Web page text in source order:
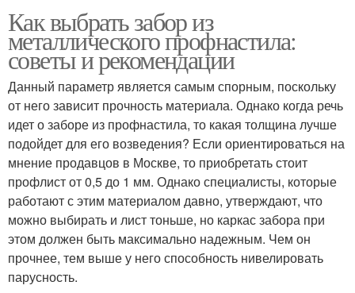
Как выбрать забор из
металлического профнастила:
советы и рекомендации
Данный параметр является самым спорным, поскольку
от него зависит прочность материала. Однако когда речь
идет о заборе из профнастила, то какая толщина лучше
подойдет для его возведения? Если ориентироваться на
мнение продавцов в Москве, то приобретать стоит
профлист от 0,5 до 1 мм. Однако специалисты, которые
работают с этим материалом давно, утверждают, что
можно выбирать и лист тоньше, но каркас забора при
этом должен быть максимально надежным. Чем он
прочнее, тем выше у него способность нивелировать
парусность.